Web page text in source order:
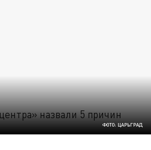
ФОТО: ЦАРЬГРАД